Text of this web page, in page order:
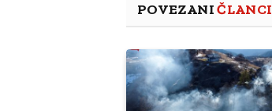
POVEZANIČLANCI